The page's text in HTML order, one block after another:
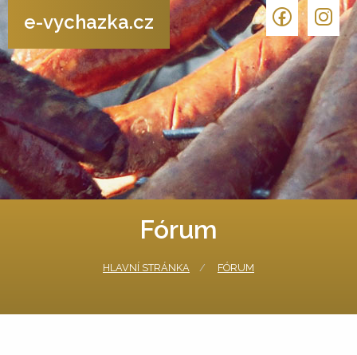
e-vychazka.cz
Fórum
HLAVNÍ STRÁNKA FÓRUM